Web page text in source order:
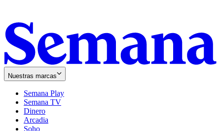
Nuestras marcas
Semana Play
Semana TV
Dinero
Arcadia
Soho